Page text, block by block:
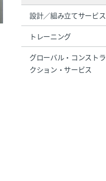
設計／組み立てサービス
トレーニング
グローバル・コンストラ
クション・サービス